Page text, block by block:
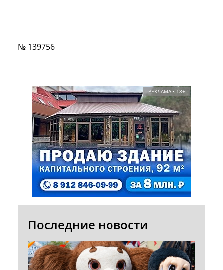
№ 139756
РЕКЛАМА • 18+
Последние новости